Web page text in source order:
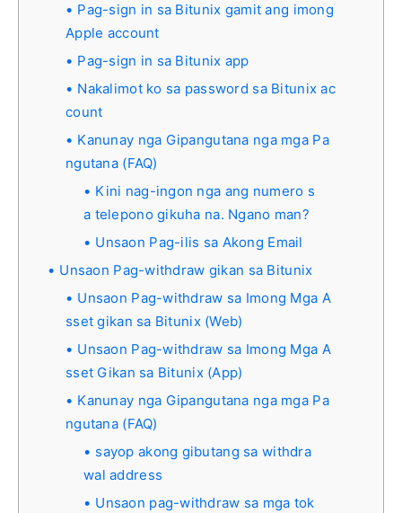
Pag-sign in sa Bitunix gamit ang imong
Apple account
Pag-sign in sa Bitunix app
Nakalimot ko sa password sa Bitunix ac
count
Kanunay nga Gipangutana nga mga Pa
ngutana (FAQ)
Kini nag-ingon nga ang numero s
a telepono gikuha na. Ngano man?
Unsaon Pag-ilis sa Akong Email
Unsaon Pag-withdraw gikan sa Bitunix
Unsaon Pag-withdraw sa Imong Mga A
sset gikan sa Bitunix (Web)
Unsaon Pag-withdraw sa Imong Mga A
sset Gikan sa Bitunix (App)
Kanunay nga Gipangutana nga mga Pa
ngutana (FAQ)
sayop akong gibutang sa withdra
wal address
Unsaon pag-withdraw sa mga tok